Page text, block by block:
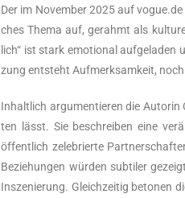
Der im Novem­ber 2025 auf
ches The­ma auf, gerahmt als
lich“ ist stark emo­tio­nal
zung ent­steht Auf­merk­sam­keit,
Inhalt­lich argu­men­tie­ren die
ten lässt. Sie beschrei­ben eine
öffent­lich zele­brier­te
Bezie­hun­gen wür­den sub­ti­ler
Insze­nie­rung. Gleich­zei­tig beto­nen